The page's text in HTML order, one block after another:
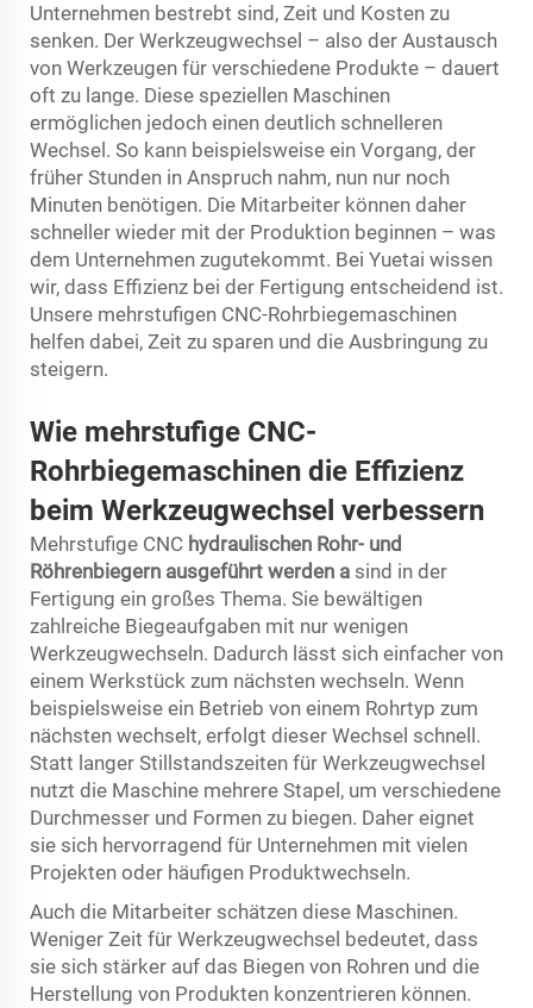
Unternehmen bestrebt sind, Zeit und Kosten zu
senken. Der Werkzeugwechsel – also der Austausch
von Werkzeugen für verschiedene Produkte – dauert
oft zu lange. Diese speziellen Maschinen
ermöglichen jedoch einen deutlich schnelleren
Wechsel. So kann beispielsweise ein Vorgang, der
früher Stunden in Anspruch nahm, nun nur noch
Minuten benötigen. Die Mitarbeiter können daher
schneller wieder mit der Produktion beginnen – was
dem Unternehmen zugutekommt. Bei Yuetai wissen
wir, dass Effizienz bei der Fertigung entscheidend ist.
Unsere mehrstufigen CNC-Rohrbiegemaschinen
helfen dabei, Zeit zu sparen und die Ausbringung zu
steigern.
Wie mehrstufige CNC-
Rohrbiegemaschinen die Effizienz
beim Werkzeugwechsel verbessern
Mehrstufige CNC hydraulischen Rohr- und
Röhrenbiegern ausgeführt werden a sind in der
Fertigung ein großes Thema. Sie bewältigen
zahlreiche Biegeaufgaben mit nur wenigen
Werkzeugwechseln. Dadurch lässt sich einfacher von
einem Werkstück zum nächsten wechseln. Wenn
beispielsweise ein Betrieb von einem Rohrtyp zum
nächsten wechselt, erfolgt dieser Wechsel schnell.
Statt langer Stillstandszeiten für Werkzeugwechsel
nutzt die Maschine mehrere Stapel, um verschiedene
Durchmesser und Formen zu biegen. Daher eignet
sie sich hervorragend für Unternehmen mit vielen
Projekten oder häufigen Produktwechseln.
Auch die Mitarbeiter schätzen diese Maschinen.
Weniger Zeit für Werkzeugwechsel bedeutet, dass
sie sich stärker auf das Biegen von Rohren und die
Herstellung von Produkten konzentrieren können.